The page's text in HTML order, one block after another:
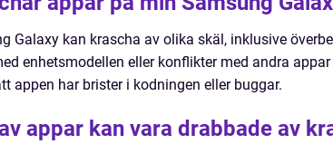
Galaxy kan krascha av olika skäl, inklusive
enhetsmodellen eller konflikter med andra
appen har brister i kodningen eller buggar.
appar kan vara drabbade av